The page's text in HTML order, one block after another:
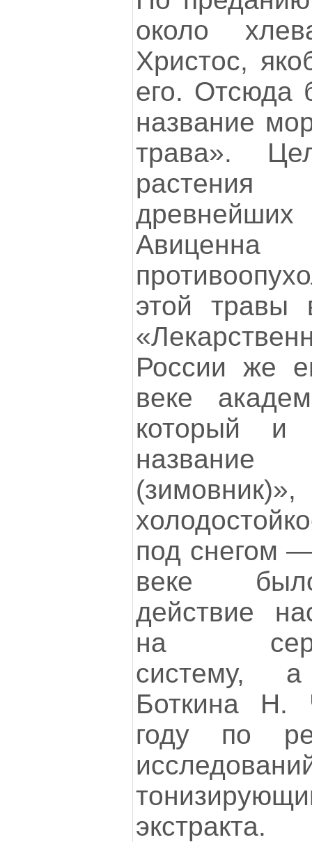
около
Христос,
его. Отсюда
название
трава».
этой травы
России же
веке
который
под снегом
веке
действие
на
систему,
Боткина Н.
году по
экстракта.